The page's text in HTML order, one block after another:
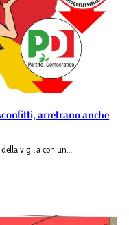
arretrano anche
vigilia con un…